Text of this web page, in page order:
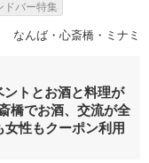
ドバー特集
なんば・心斎橋・ミナミ
トとお酒と料理が
橋でお酒、交流が全
性もクーポン利用